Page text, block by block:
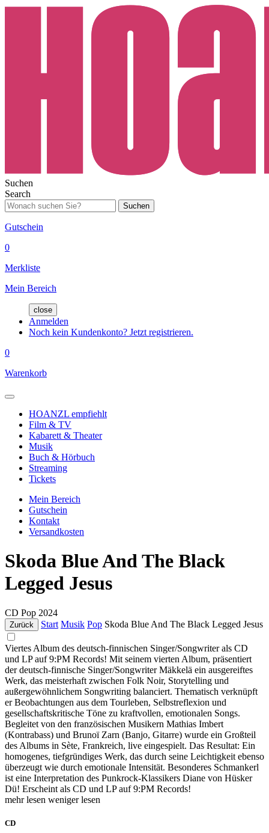
Suchen
Search
Suchen
Gutschein
0
Merkliste
Mein Bereich
close
Anmelden
Noch kein Kundenkonto? Jetzt registrieren.
0
Warenkorb
HOANZL empfiehlt
Film & TV
Kabarett & Theater
Musik
Buch & Hörbuch
Streaming
Tickets
Mein Bereich
Gutschein
Kontakt
Versandkosten
Skoda Blue And The Black
Legged Jesus
CD Pop 2024
Zurück Start Musik Pop Skoda Blue And The Black Legged Jesus
Viertes Album des deutsch-finnischen Singer/Songwriter als CD
und LP auf 9:PM Records! Mit seinem vierten Album, präsentiert
der deutsch-finnische Singer/Songwriter Mäkkelä ein ausgereiftes
Werk, das meisterhaft zwischen Folk Noir, Storytelling und
außergewöhnlichem Songwriting balanciert. Thematisch verknüpft
er Beobachtungen aus dem Tourleben, Selbstreflexion und
gesellschaftskritische Töne zu kraftvollen, emotionalen Songs.
Begleitet von den französischen Musikern Mathias Imbert
(Kontrabass) und Brunoï Zarn (Banjo, Gitarre) wurde ein Großteil
des Albums in Sète, Frankreich, live eingespielt. Das Resultat: Ein
homogenes, tiefgründiges Werk, das durch seine Leichtigkeit ebenso
überzeugt wie durch emotionale Intensität. Besonderes Schmankerl
ist eine Interpretation des Punkrock-Klassikers Diane von Hüsker
Dü! Erscheint als CD und LP auf 9:PM Records!
mehr lesen weniger lesen
CD